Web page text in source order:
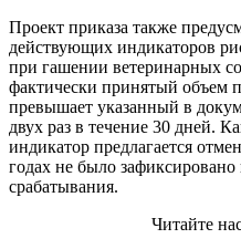
Проект приказа также
действующих индикаторов
при гашении ветеринарных
фактически принятый объем
превышает указанный в
двух раз в течение 30 дней.
индикатор предлагается
годах не было зафиксировано
срабатывания.
Читайте